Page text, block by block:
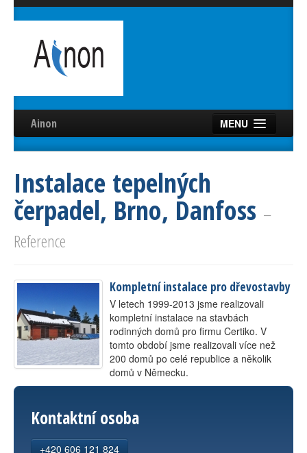
Ainon MENU
Úvod
Služby
Reference
Partneři
Kontakt
Instalace tepelných
čerpadel, Brno, Danfoss –
Reference
Kompletní instalace pro dřevostavby
V letech 1999-2013 jsme realizovali
kompletní instalace na stavbách
rodinných domů pro firmu Certiko. V
tomto období jsme realizovali více než
200 domů po celé republice a několik
domů v Německu.
Kontaktní osoba
+420 606 121 824